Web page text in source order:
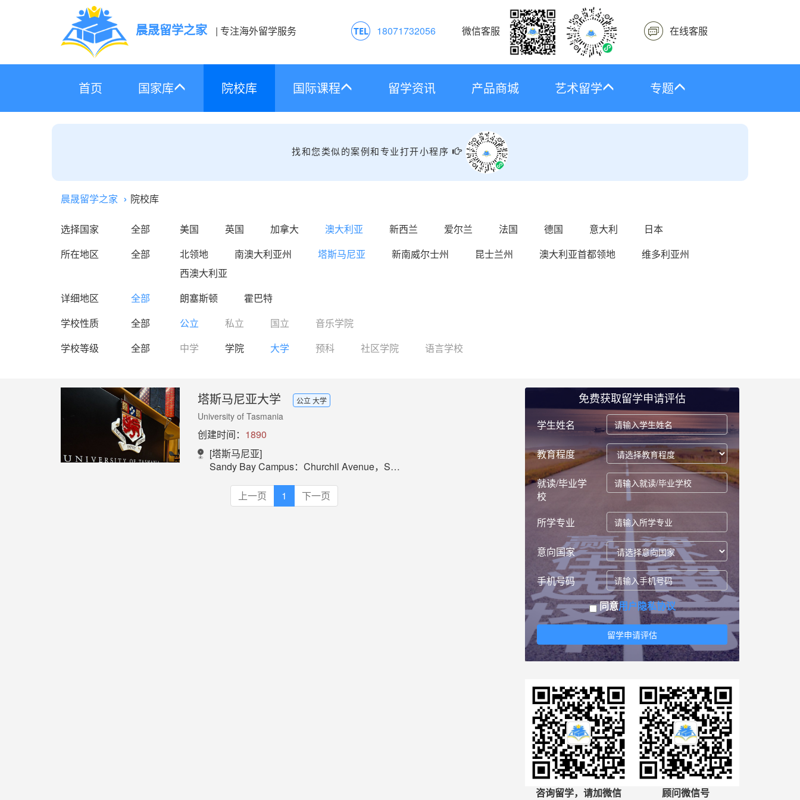
晨晟留学之家 | 专注海外留学服务 18071732056 微信客服 在线客服
首页 国家库 院校库 国际课程 留学资讯 产品商城 艺术留学 专题
找和您类似的案例和专业打开小程序
晨晟留学之家 院校库
选择国家 全部 美国 英国 加拿大 澳大利亚 新西兰 爱尔兰 法国 德国 意大利
日本
所在地区
全部 北领地 南澳大利亚州 塔斯马尼亚 新南威尔士州 昆士兰州 澳大利亚首都领地
维多利亚州
西澳大利亚
详细地区
全部 朗塞斯顿
霍巴特
学校性质
全部 公立 私立 国立
音乐学院
学校等级
全部 中学 学院 大学 预科 社区学院 语言学校
塔斯马尼亚大学 公立 大学
University of Tasmania
创建时间： 1890
[塔斯马尼亚]
Sandy Bay Campus：Churchil Avenue，Sandy Bay，Tasmania 7005
上一页 1 下一页
免费获取留学申请评估
学生姓名
教育程度
就读/毕业学
校
所学专业
意向国家
手机号码
同意用户隐私协议
留学申请评估
咨询留学，请加微信 顾问微信号